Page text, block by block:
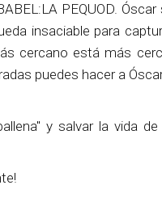
PEQUOD.
insaciable para
cercano está más
puedes hacer a
y salvar la vida